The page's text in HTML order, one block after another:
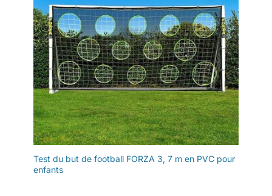
Test du but de football FORZA 3, 7 m en PVC pour
enfants